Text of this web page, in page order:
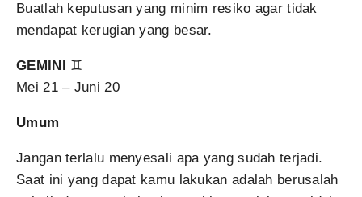
Buatlah keputusan yang minim resiko agar tidak
mendapat kerugian yang besar.
GEMINI ♊
Mei 21 – Juni 20
Umum
Jangan terlalu menyesali apa yang sudah terjadi.
Saat ini yang dapat kamu lakukan adalah berusalah